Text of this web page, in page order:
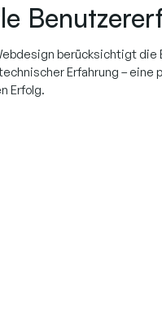
berücksichtigt die
Erfahrung –
Erfolg.